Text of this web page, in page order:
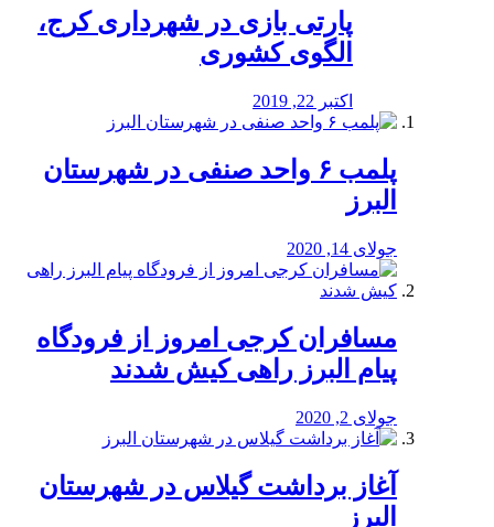
پارتی بازی در شهرداری کرج،
الگوی کشوری
اکتبر 22, 2019
پلمب ۶ واحد صنفی در شهرستان
البرز
جولای 14, 2020
مسافران کرجی امروز از فرودگاه
پیام البرز راهی کیش شدند
جولای 2, 2020
آغاز برداشت گیلاس در شهرستان
البرز